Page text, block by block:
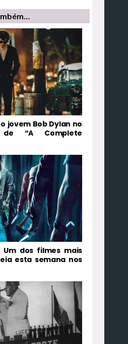
jovem Bob Dylan no
“A Complete
Um dos filmes mais
esta semana nos